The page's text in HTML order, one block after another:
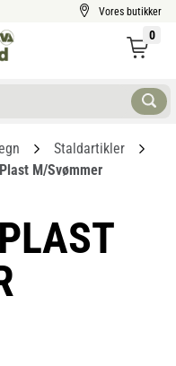
Vores butikker
0
Staldartikler
M/svømmer